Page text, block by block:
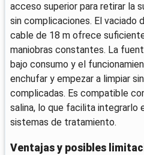
acceso superior para retirar la
sin complicaciones. El vaciado
cable de 18 m ofrece
maniobras constantes. La
bajo consumo y el
enchufar y empezar a limpiar
complicadas. Es compatible
salina, lo que facilita integrarlo
sistemas de tratamiento.
Ventajas y posibles